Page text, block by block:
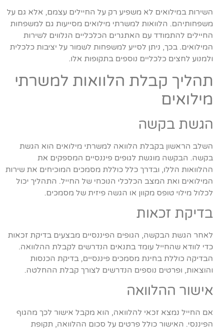
השירות במילואים לא משפיע רק על החיילים עצמם, אלא גם על
משפחותיהם. הלוואות למשרתי מילואים מסייעות גם למשפחות
החיילים להתמודד עם האתגרים הכלכליים הנלווים לשירות
המילואים. בכך, ניתן לסייע למשפחות לשמור על יציבות כלכלית
ולמנוע לחצים כלכליים נוספים בתקופות אלו.
תהליך קבלת הלוואות למשרתי
מילואים
הגשת בקשה
השלב הראשון בקבלת הלוואה למשרתי מילואים הוא הגשת
בקשה. הבקשה מוגשת לגופים פיננסיים המספקים את
ההלוואות הללו, ובדרך כלל כוללת מסמכים המוכיחים את שירות
המילואים ואת המצב הכלכלי הנוכחי של החייל. התהליך יכול
לכלול מילוי טופס מקוון או הגשה פיזית של מסמכים.
בדיקת זכאות
לאחר הגשת הבקשה, הגופים הפיננסיים מבצעים בדיקת זכאות
כדי לוודא שהחייל עומד בתנאים הנדרשים לקבלת ההלוואה.
הבדיקה כוללת בחינת מסמכים פיננסיים, בדיקת הכנסות
והוצאות, ופרטים נוספים הנדרשים לצורך קבלת ההחלטה.
אישור ההלוואה
אם החייל נמצא זכאי להלוואה, הוא מקבל אישור לכך מהגוף
הפיננסי. האישור כולל פרטים על סכום ההלוואה, תקופת